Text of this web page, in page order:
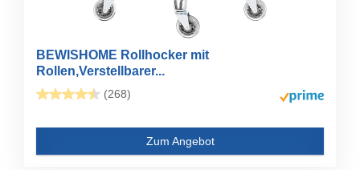
BEWISHOME Rollhocker mit
Rollen,Verstellbarer...
(268)
Zum Angebot